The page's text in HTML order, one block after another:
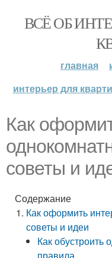
ВСЁ ОБ
главная
интерьер для
Как
советы и
Содержание
Как оформить
советы и идеи
Как обустроить